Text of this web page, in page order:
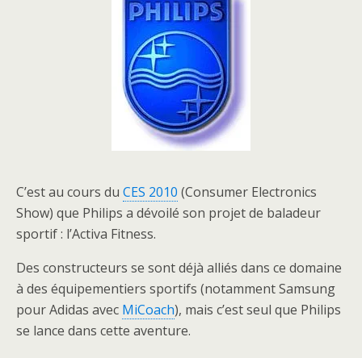
C’est au cours du CES 2010 (Consumer Electronics
Show) que Philips a dévoilé son projet de baladeur
sportif : l’Activa Fitness.
Des constructeurs se sont déjà alliés dans ce domaine
à des équipementiers sportifs (notamment Samsung
pour Adidas avec MiCoach), mais c’est seul que Philips
se lance dans cette aventure.